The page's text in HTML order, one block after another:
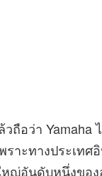
ถือว่า Yamaha
าะทางประเทศ
ญ่อันดับหนึ่งของ